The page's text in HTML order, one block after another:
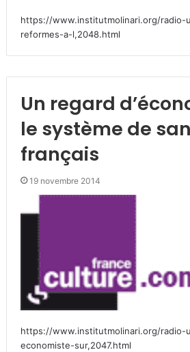
https://www.institutmolinari.org/radio-
reformes-a-l,2048.html
Un regard
le système de
français
19 novembre 2014
https://www.institutmolinari.org/radio-
economiste-sur,2047.html